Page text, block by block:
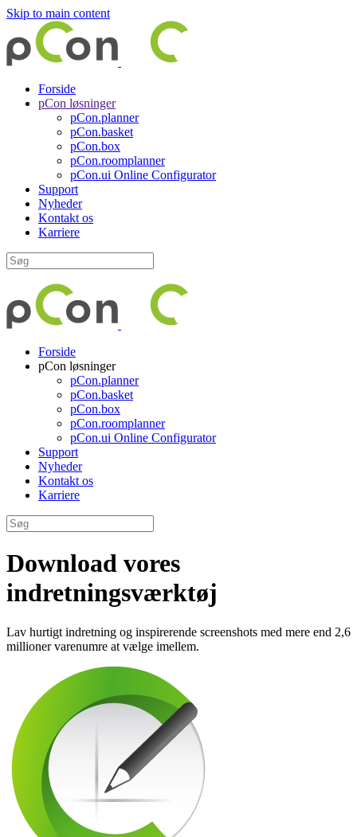
Skip to main content
Forside
pCon løsninger
pCon.planner
pCon.basket
pCon.box
pCon.roomplanner
pCon.ui Online Configurator
Support
Nyheder
Kontakt os
Karriere
Forside
pCon løsninger
pCon.planner
pCon.basket
pCon.box
pCon.roomplanner
pCon.ui Online Configurator
Support
Nyheder
Kontakt os
Karriere
Download vores
indretningsværktøj
Lav hurtigt indretning og inspirerende screenshots med mere end 2,6
millioner varenumre at vælge imellem.